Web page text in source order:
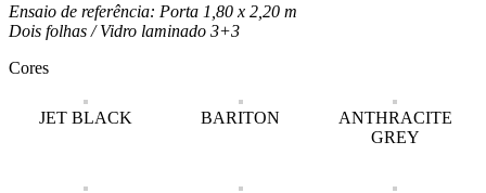
Ensaio de referência: Porta 1,80 x 2,20 m
Dois folhas /Vidro laminado 3+3
Cores
JET BLACK BARITON
ANTHRACITE
GREY